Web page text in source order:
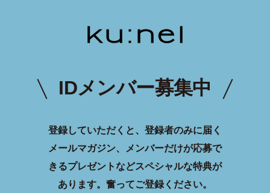
IDメンバー募集中
登録していただくと、登録者のみに届く
メールマガジン、メンバーだけが応募で
きるプレゼントなどスペシャルな特典が
あります。 奮ってご登録ください。